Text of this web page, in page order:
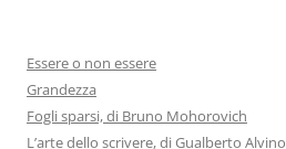
Essere o non essere
Grandezza
Fogli sparsi, di Bruno Mohorovich
L’arte dello scrivere, di Gualberto Alvino